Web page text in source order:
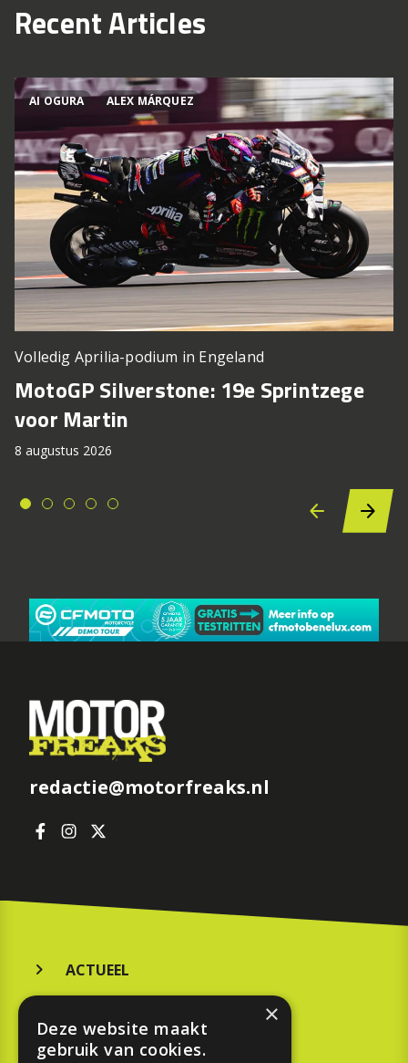
Recent Articles
AI OGURA ALEX MÁRQUEZ
Volledig Aprilia-podium in Engeland
MotoGP Silverstone: 19e Sprintzege
voor Martin
8 augustus 2026
redactie@motorfreaks.nl
ACTUEEL
KOOPGIDS
×
Deze website maakt
gebruik van cookies.